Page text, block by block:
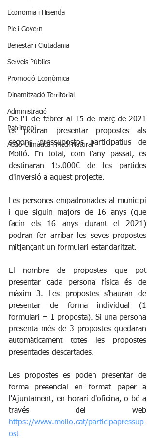
Economia i Hisenda
Ple i Govern
Benestar i Ciutadania
Serveis Públics
Promoció Econòmica
Dinamització Territorial
Administració
Patrimoni
Acció Climàtica i Medi Natural
De l'1 de febrer al 15 de març de 2021
es podran presentar propostes als
segons pressupostos participatius de
Molló. En total, com l'any passat, es
destinaran 15.000€ de les partides
d'inversió a aquest projecte.
Les persones empadronades al municipi
i que siguin majors de 16 anys (que
facin els 16 anys durant el 2021)
podran fer arribar les seves propostes
mitjançant un formulari estandaritzat.
El nombre de propostes que pot
presentar cada persona física és de
màxim 3. Les propostes s’hauran de
presentar de forma individual (1
formulari = 1 proposta). Si una persona
presenta més de 3 propostes quedaran
automàticament totes les propostes
presentades descartades.
Les propostes es poden presentar de
forma presencial en format paper a
l'Ajuntament, en horari d'oficina, o bé a
https://www.mollo.cat/participapressup
ost